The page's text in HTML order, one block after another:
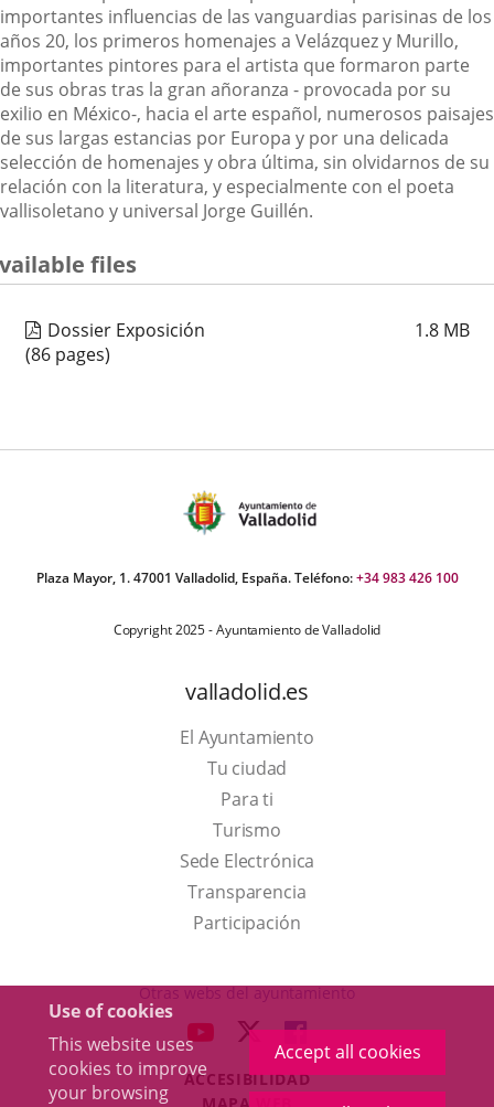
Use of cookies
This website uses
cookies to improve
your browsing
Accept all cookies
importantes influencias de las vanguardias parisinas de los
años 20, los primeros homenajes a Velázquez y Murillo,
importantes pintores para el artista que formaron parte
de sus obras tras la gran añoranza - provocada por su
exilio en México-, hacia el arte español, numerosos paisajes
de sus largas estancias por Europa y por una delicada
selección de homenajes y obra última, sin olvidarnos de su
relación con la literatura, y especialmente con el poeta
vallisoletano y universal Jorge Guillén.
files
Dossier Exposición 1.8 MB
(86 pages)
Plaza Mayor, 1. 47001 Valladolid, España. Teléfono:+34 983 426 100
Copyright 2025 - Ayuntamiento de Valladolid
valladolid.es
El Ayuntamiento
Tu ciudad
Para ti
TurismoThis
link
will
open
a
up
window.
Sede Electrónica
Transparencia
Participación
Otras webs del ayuntamiento
LINK
EXTERNAL
LINK
TO
EXTERNAL
LINK
TO
EXTERNAL
ACCESIBILIDAD